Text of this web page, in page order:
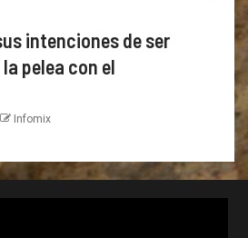
intenciones de ser
pelea con el
Infomix